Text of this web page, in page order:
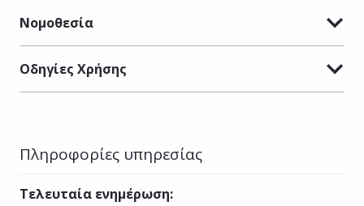
Νομοθεσία
Οδηγίες Χρήσης
Πληροφορίες υπηρεσίας
Τελευταία ενημέρωση: